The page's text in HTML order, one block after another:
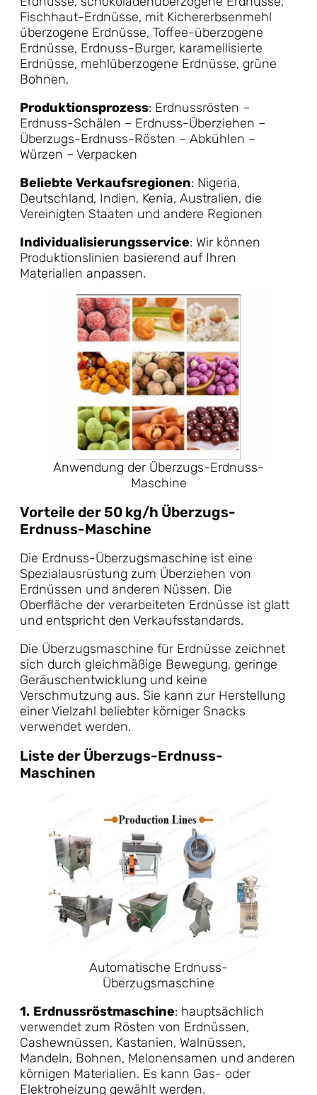
Fischhaut-Erdnüsse, mit Kichererbsenmehl
überzogene Erdnüsse, Toffee-überzogene
Erdnüsse, Erdnuss-Burger, karamellisierte
Erdnüsse, mehlüberzogene Erdnüsse, grüne
Bohnen,
Produktionsprozess: Erdnussrösten –
Erdnuss-Schälen – Erdnuss-Überziehen –
Überzugs-Erdnuss-Rösten – Abkühlen –
Würzen – Verpacken
Beliebte Verkaufsregionen: Nigeria,
Deutschland, Indien, Kenia, Australien, die
Vereinigten Staaten und andere Regionen
Individualisierungsservice: Wir können
Produktionslinien basierend auf Ihren
Materialien anpassen.
Anwendung der Überzugs-Erdnuss-
Maschine
Vorteile der 50 kg/h Überzugs-
Erdnuss-Maschine
Die Erdnuss-Überzugsmaschine ist eine
Spezialausrüstung zum Überziehen von
Erdnüssen und anderen Nüssen. Die
Oberfläche der verarbeiteten Erdnüsse ist glatt
und entspricht den Verkaufsstandards.
Die Überzugsmaschine für Erdnüsse zeichnet
sich durch gleichmäßige Bewegung, geringe
Geräuschentwicklung und keine
Verschmutzung aus. Sie kann zur Herstellung
einer Vielzahl beliebter körniger Snacks
verwendet werden.
Liste der Überzugs-Erdnuss-
Maschinen
Automatische Erdnuss-
Überzugsmaschine
1. Erdnussröstmaschine: hauptsächlich
verwendet zum Rösten von Erdnüssen,
Cashewnüssen, Kastanien, Walnüssen,
Mandeln, Bohnen, Melonensamen und anderen
körnigen Materialien. Es kann Gas- oder
Elektroheizung gewählt werden.